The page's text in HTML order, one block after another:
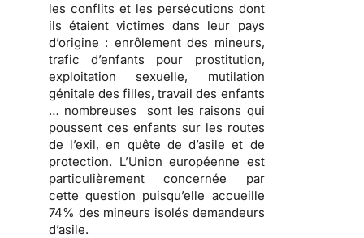
les conflits et les persécutions dont
ils étaient victimes dans leur pays
d’origine : enrôlement des mineurs,
trafic d’enfants pour prostitution,
exploitation sexuelle, mutilation
génitale des filles, travail des enfants
… nombreuses sont les raisons qui
poussent ces enfants sur les routes
de l’exil, en quête de d’asile et de
protection. L’Union européenne est
particulièrement concernée par
cette question puisqu’elle accueille
74% des mineurs isolés demandeurs
d’asile.